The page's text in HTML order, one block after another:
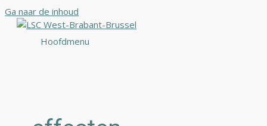
Ga naar de inhoud
Hoofdmenu